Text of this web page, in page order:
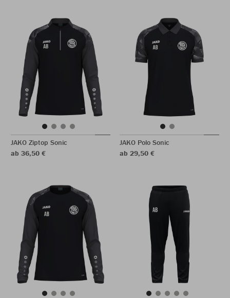
JAKO Ziptop Sonic
ab 36,50 €
JAKO Polo Sonic
ab 29,50 €